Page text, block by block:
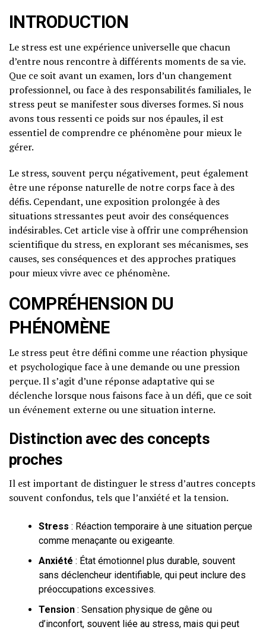
INTRODUCTION
Le stress est une expérience universelle que chacun
d’entre nous rencontre à différents moments de sa vie.
Que ce soit avant un examen, lors d’un changement
professionnel, ou face à des responsabilités familiales, le
stress peut se manifester sous diverses formes. Si nous
avons tous ressenti ce poids sur nos épaules, il est
essentiel de comprendre ce phénomène pour mieux le
gérer.
Le stress, souvent perçu négativement, peut également
être une réponse naturelle de notre corps face à des
défis. Cependant, une exposition prolongée à des
situations stressantes peut avoir des conséquences
indésirables. Cet article vise à offrir une compréhension
scientifique du stress, en explorant ses mécanismes, ses
causes, ses conséquences et des approches pratiques
pour mieux vivre avec ce phénomène.
COMPRÉHENSION DU
PHÉNOMÈNE
Le stress peut être défini comme une réaction physique
et psychologique face à une demande ou une pression
perçue. Il s’agit d’une réponse adaptative qui se
déclenche lorsque nous faisons face à un défi, que ce soit
un événement externe ou une situation interne.
Distinction avec des concepts
proches
Il est important de distinguer le stress d’autres concepts
souvent confondus, tels que l’anxiété et la tension.
Stress : Réaction temporaire à une situation perçue
comme menaçante ou exigeante.
Anxiété : État émotionnel plus durable, souvent
sans déclencheur identifiable, qui peut inclure des
préoccupations excessives.
Tension : Sensation physique de gêne ou
d’inconfort, souvent liée au stress, mais qui peut